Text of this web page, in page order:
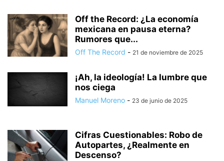
Off the Record: ¿La economía
mexicana en pausa eterna?
Rumores que...
Off The Record - 21 de noviembre de 2025
¡Ah, la ideología! La lumbre que
nos ciega
Manuel Moreno - 23 de junio de 2025
Cifras Cuestionables: Robo de
Autopartes, ¿Realmente en
Descenso?